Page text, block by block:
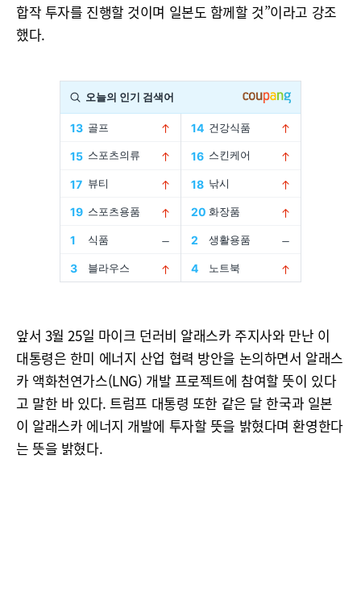
합작 투자를 진행할 것이며 일본도 함께할 것”이라고 강조
했다.
앞서 3월 25일 마이크 던러비 알래스카 주지사와 만난 이
대통령은 한미 에너지 산업 협력 방안을 논의하면서 알래스
카 액화천연가스(LNG) 개발 프로젝트에 참여할 뜻이 있다
고 말한 바 있다. 트럼프 대통령 또한 같은 달 한국과 일본
이 알래스카 에너지 개발에 투자할 뜻을 밝혔다며 환영한다
는 뜻을 밝혔다.